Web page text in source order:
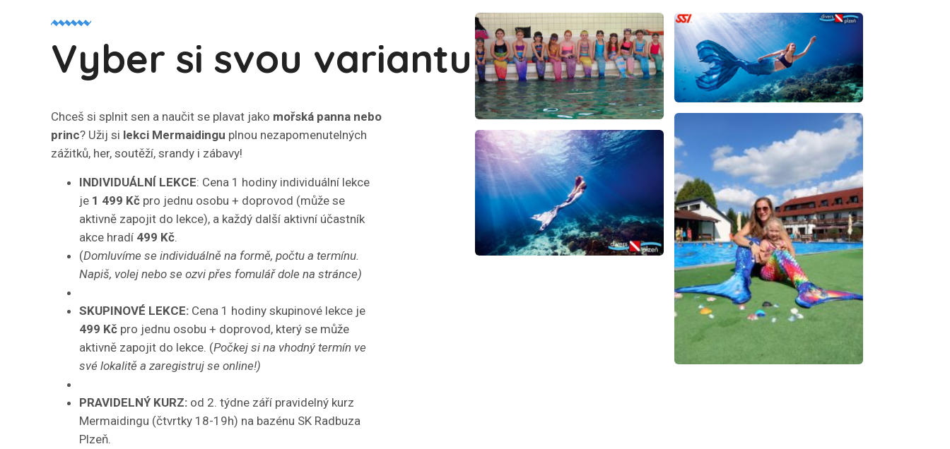
Vyber si svou variantu
Chceš si splnit sen a naučit se plavat jako mořská panna nebo
princ? Užij si lekci Mermaidingu plnou nezapomenutelných
zážitků, her, soutěží, srandy i zábavy!
INDIVIDUÁLNÍ LEKCE: Cena 1 hodiny individuální lekce
je 1 499 Kč pro jednu osobu + doprovod (může se
aktivně zapojit do lekce), a každý další aktivní účastník
akce hradí 499 Kč.
(Domluvíme se individuálně na formě, počtu a termínu.
Napiš, volej nebo se ozvi přes fomulář dole na stránce)
SKUPINOVÉ LEKCE: Cena 1 hodiny skupinové lekce je
499 Kč pro jednu osobu + doprovod, který se může
aktivně zapojit do lekce. (Počkej si na vhodný termín ve
své lokalitě a zaregistruj se online!)
PRAVIDELNÝ KURZ: od 2. týdne září pravidelný kurz
Mermaidingu (čtvrtky 18-19h) na bazénu SK Radbuza
Plzeň.